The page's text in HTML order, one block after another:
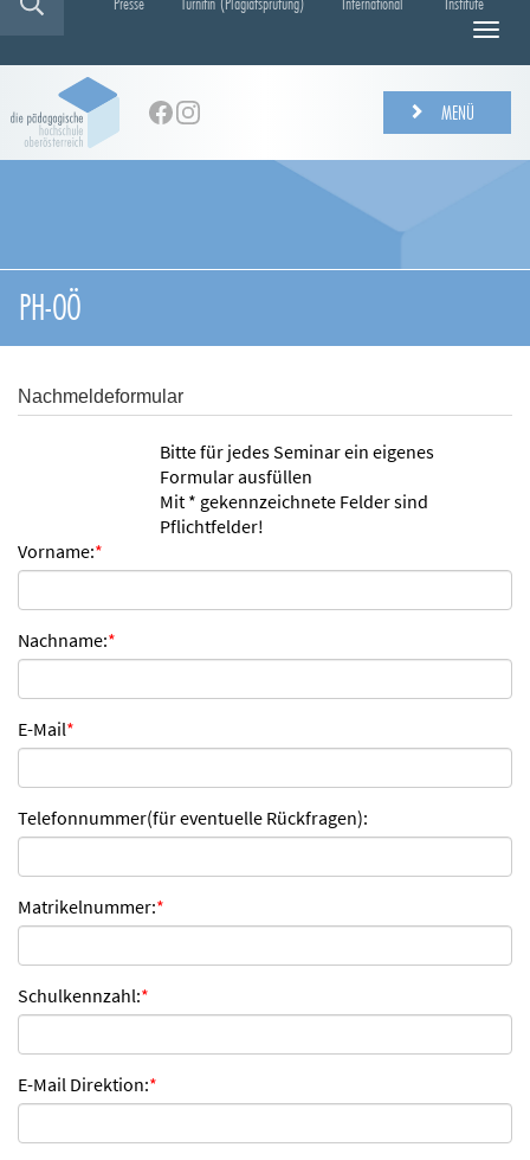
N
g
a
e
MENÜ
PH-OÖ
Nachmeldeformular
Bitte für jedes Seminar ein eigenes
Formular ausfüllen
Mit * gekennzeichnete Felder sind
Pflichtfelder!
Vorname:*
Nachname:*
E-Mail*
Telefonnummer(für eventuelle Rückfragen):
Matrikelnummer:*
Schulkennzahl:*
E-Mail Direktion:*